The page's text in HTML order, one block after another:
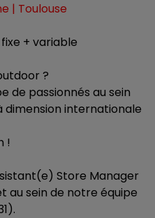
| Toulouse
+ variable
?
de passionnés au sein
dimension internationale
!
Store Manager
au sein de notre équipe